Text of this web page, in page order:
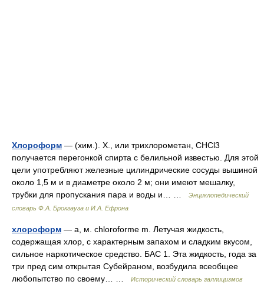
Хлороформ — (хим.). Х., или трихлорометан, CHCl3
получается перегонкой спирта с белильной известью. Для этой
цели употребляют железные цилиндрические сосуды вышиной
около 1,5 м и в диаметре около 2 м; они имеют мешалку,
трубки для пропускания пара и воды и… …
Энциклопедический
словарь Ф.А. Брокгауза и И.А. Ефрона
хлороформ — а, м. chloroforme m. Летучая жидкость,
содержащая хлор, с характерным запахом и сладким вкусом,
сильное наркотическое средство. БАС 1. Эта жидкость, года за
три пред сим открытая Субейраном, возбудила всеобщее
любопытство по своему… …
Исторический словарь галлицизмов